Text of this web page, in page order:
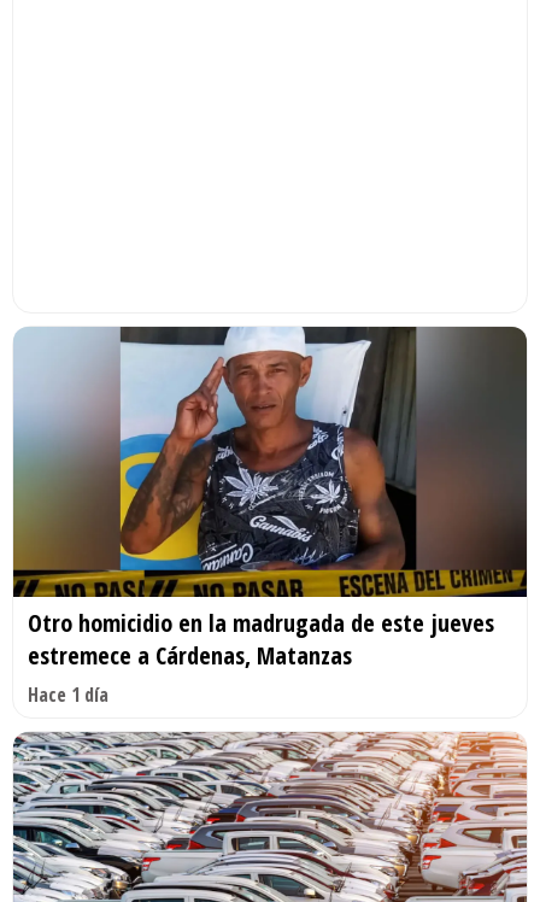
Otro homicidio en la madrugada de este jueves
estremece a Cárdenas, Matanzas
Hace 1 día